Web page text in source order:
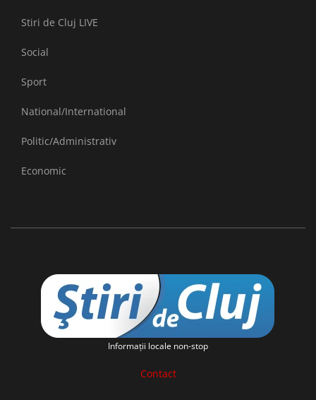
Stiri de Cluj LIVE
Social
Sport
National/International
Politic/Administrativ
Economic
Informaţii locale non-stop
Contact